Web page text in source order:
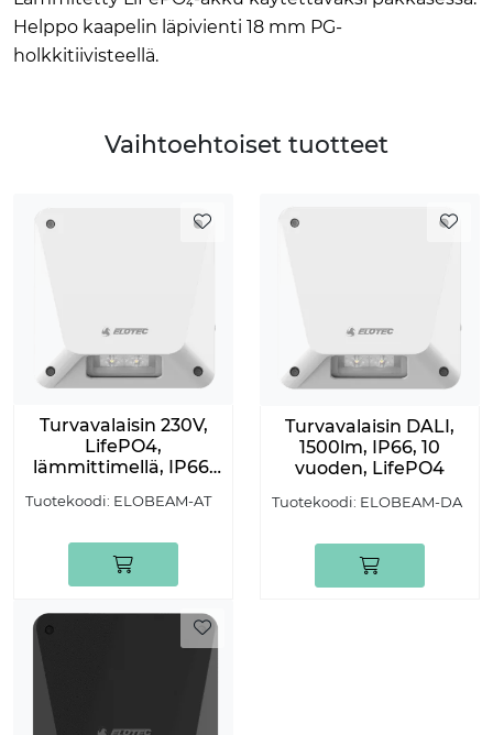
Helppo kaapelin läpivienti 18 mm PG-
holkkitiivisteellä.
Vaihtoehtoiset tuotteet
Turvavalaisin 230V,
LifePO4,
lämmittimellä, IP66,
Tuotekoodi: ELOBEAM-AT
Turvavalaisin DALI,
1500lm, IP66, 10
vuoden, LifePO4
Tuotekoodi: ELOBEAM-DA